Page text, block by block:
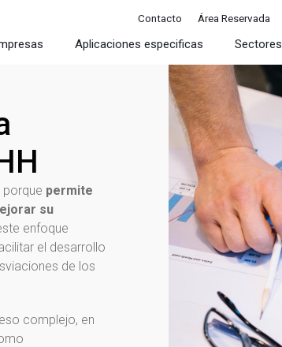
Contacto Área Reservada
Aplicaciones especificas Sectores
porque permite
su
enfoque
el desarrollo
de los
complejo, en